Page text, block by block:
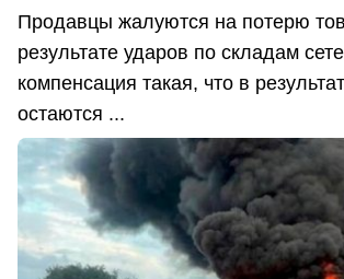
Продавцы жалуются на потерю
результате ударов по складам
компенсация такая, что в
остаются ...